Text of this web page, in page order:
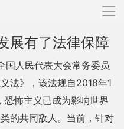
导
展有了法律保障
国人民代表大会常务委员
法》，该法规自2018年1
恐怖主义已成为影响世界
的共同敌人。当前，针对